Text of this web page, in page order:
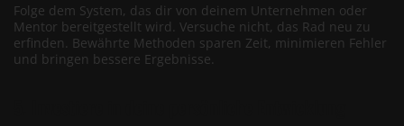
Folge dem System, das dir von deinem Unternehmen oder
Mentor bereitgestellt wird. Versuche nicht, das Rad neu zu
erfinden. Bewährte Methoden sparen Zeit, minimieren Fehler
und bringen bessere Ergebnisse.